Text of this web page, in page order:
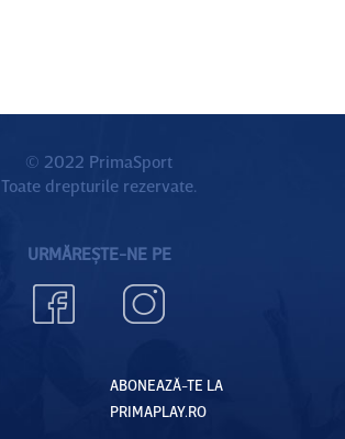
© 2022 PrimaSport
Toate drepturile rezervate.
URMĂREȘTE-NE PE
ABONEAZĂ-TE LA
PRIMAPLAY.RO